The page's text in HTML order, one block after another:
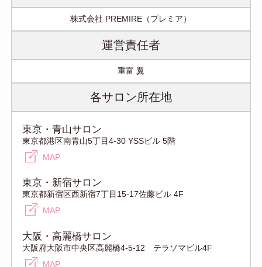
株式会社 PREMIRE（プレミア）
運営責任者
重富 翼
各サロン所在地
東京・青山サロン
東京都港区南青山5丁目4-30 YSSビル 5階
MAP
東京・新宿サロン
東京都新宿区西新宿7丁目15-17佐藤ビル 4F
MAP
大阪・高麗橋サロン
大阪府大阪市中央区高麗橋4-5-12 テラソマビル4F
MAP